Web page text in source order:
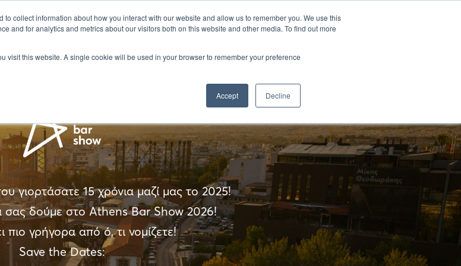
collect information about how you interact with our website and allow us to remember you. We use this
and for analytics and metrics about our visitors both on this website and other media. To find out more
visit this website. A single cookie will be used in your browser to remember your preference
Accept Decline
ΕΚΘΕΤΕΣ ΟΜΙΛΗΤΕΣ ΣΕΜΙΝΑΡΙΑ ΕΒΔΟΜΑΔΑ ΜΠΑΡ ΑΘΗΝΩΝ ΓΚΑΛΑ ΕΝΑΡΞΗΣ
γιορτάσατε 15 χρόνια μαζί μας το 2025!
σας δούμε στο Athens Bar Show 2026!
πιο γρήγορα από ό, τι νομίζετε!
Save the Dates: